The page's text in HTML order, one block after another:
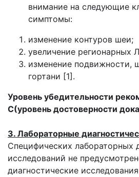
внимание на следующие
симптомы:
изменение контуров шеи;
увеличение регионарных
изменение подвижности,
гортани [1].
Уровень убедительности
C(уровень достоверности
3. Лабораторные
Специфических лабораторных
исследований не
диагностические